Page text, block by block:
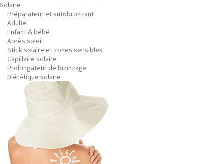
Solaire
Préparateur et autobronzant
Adulte
Enfant & bébé
Après soleil
Stick solaire et zones sensibles
Capillaire solaire
Prolongateur de bronzage
Diététique solaire